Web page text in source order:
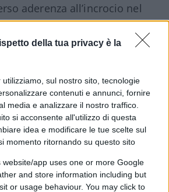
della tua privacy è la
sul nostro sito, tecnologie
contenuti e annunci, fornire
media e analizzare il nostro traffico.
si acconsente all'utilizzo di questa
idea e modificare le tue scelte sul
momento ritornando su questo sito
website/app uses one or more Google
and store information including but
or usage behaviour. You may click to
aderenza all’incrocio nel
a sinistra: l’auto dei
vicina, avrebbe frenato per
insieme al TMax al palo di
escluderebbe l’ipotesi di uno
e attribuirebbe la
all’amico di Ramy che
a pubblico ufficiale. Fu
a mettersi alla guida